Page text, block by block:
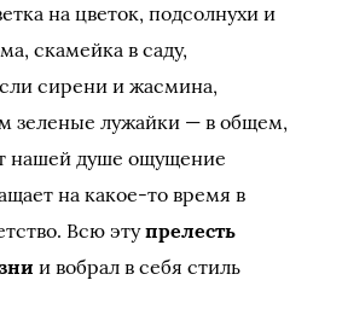
на цветок, подсолнухи и
скамейка в саду,
сирени и жасмина,
зеленые лужайки — в общем,
нашей душе ощущение
на какое-то время в
Всю этупрелесть
и вобрал в себя стиль